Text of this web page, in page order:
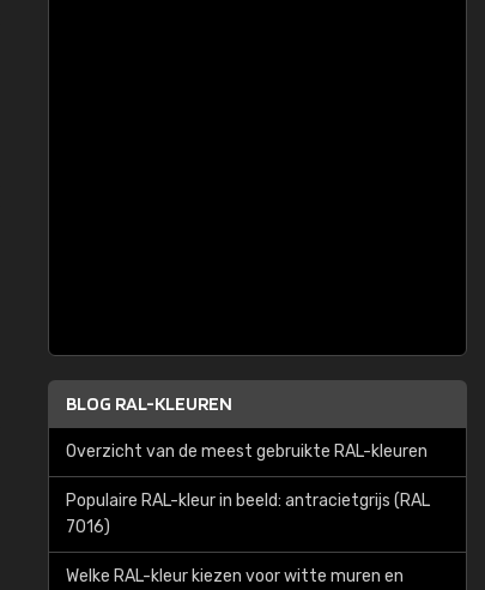
BLOG RAL-KLEUREN
Overzicht van de meest gebruikte RAL-kleuren
Populaire RAL-kleur in beeld: antracietgrijs (RAL
7016)
Welke RAL-kleur kiezen voor witte muren en